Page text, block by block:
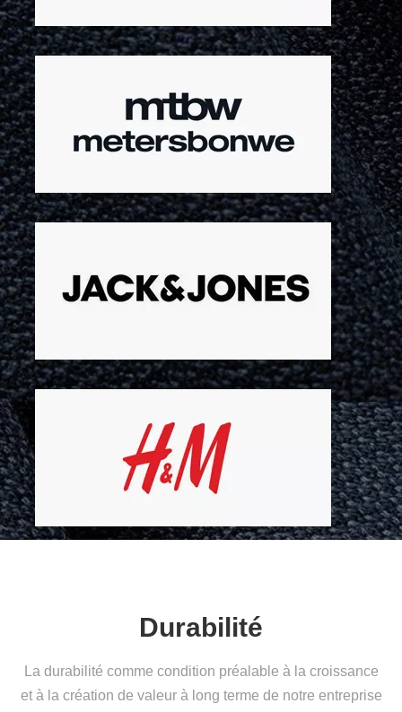
Durabilité
La durabilité comme condition préalable à la croissance
et à la création de valeur à long terme de notre entreprise